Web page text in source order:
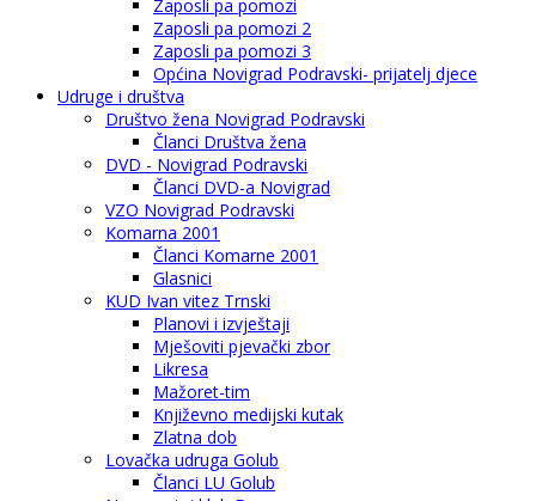
Zaposli pa pomozi
Zaposli pa pomozi 2
Zaposli pa pomozi 3
Općina Novigrad Podravski- prijatelj djece
Udruge i društva
Društvo žena Novigrad Podravski
Članci Društva žena
DVD - Novigrad Podravski
Članci DVD-a Novigrad
VZO Novigrad Podravski
Komarna 2001
Članci Komarne 2001
Glasnici
KUD Ivan vitez Trnski
Planovi i izvještaji
Mješoviti pjevački zbor
Likresa
Mažoret-tim
Književno medijski kutak
Zlatna dob
Lovačka udruga Golub
Članci LU Golub